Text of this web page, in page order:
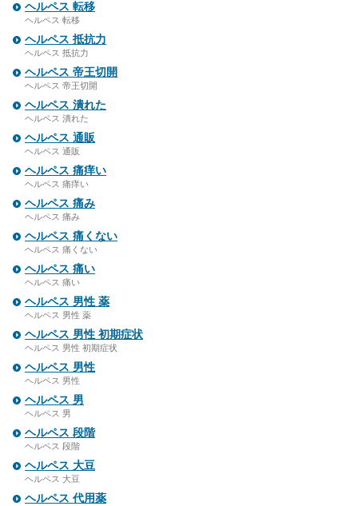
ヘルペス 転移
ヘルペス 転移
ヘルペス 抵抗力
ヘルペス 抵抗力
ヘルペス 帝王切開
ヘルペス 帝王切開
ヘルペス 潰れた
ヘルペス 潰れた
ヘルペス 通販
ヘルペス 通販
ヘルペス 痛痒い
ヘルペス 痛痒い
ヘルペス 痛み
ヘルペス 痛み
ヘルペス 痛くない
ヘルペス 痛くない
ヘルペス 痛い
ヘルペス 痛い
ヘルペス 男性 薬
ヘルペス 男性 薬
ヘルペス 男性 初期症状
ヘルペス 男性 初期症状
ヘルペス 男性
ヘルペス 男性
ヘルペス 男
ヘルペス 男
ヘルペス 段階
ヘルペス 段階
ヘルペス 大豆
ヘルペス 大豆
ヘルペス 代用薬